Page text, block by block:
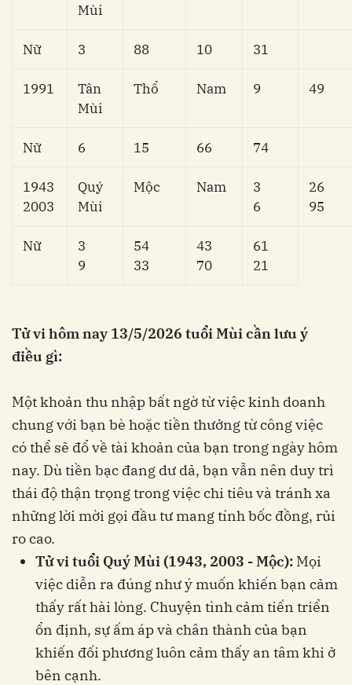
Mùi
Nữ 3 88 10 31
1991
Tân
Mùi
Thổ Nam 9 49
Nữ 6 15 66 74
1943
2003
Quý
Mùi
Mộc Nam
3
6
26
95
Nữ
3
9
54
33
43
70
61
21
Tử vi hôm nay 13/5/2026 tuổi Mùi cần lưu ý
điều gì:
Một khoản thu nhập bất ngờ từ việc kinh doanh
chung với bạn bè hoặc tiền thưởng từ công việc
có thể sẽ đổ về tài khoản của bạn trong ngày hôm
nay. Dù tiền bạc đang dư dả, bạn vẫn nên duy trì
thái độ thận trọng trong việc chi tiêu và tránh xa
những lời mời gọi đầu tư mang tính bốc đồng, rủi
ro cao.
Tử vi tuổi Quý Mùi (1943, 2003 - Mộc): Mọi
việc diễn ra đúng như ý muốn khiến bạn cảm
thấy rất hài lòng. Chuyện tình cảm tiến triển
ổn định, sự ấm áp và chân thành của bạn
khiến đối phương luôn cảm thấy an tâm khi ở
bên cạnh.